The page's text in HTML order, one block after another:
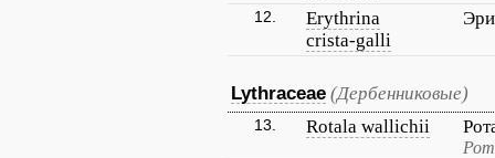
12.
Erythrina
crista-galli
Lythraceae (Дербенниковые)
13. Rotala wallichii